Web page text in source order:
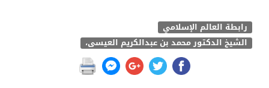
رابطة العالم الإسلامي
الشيخ الدكتور محمد بن عبدالكريم العيسى،